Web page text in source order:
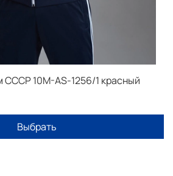
10M-AS-1256/1 красный
Выбрать